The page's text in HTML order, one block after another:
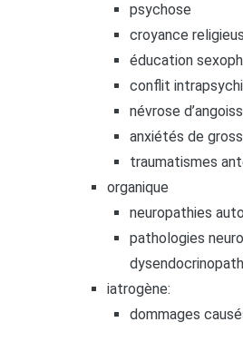
psychose
croyance
éducation
conflit
névrose
anxiétés de
traumatismes
organique
neuropathies
pathologies
iatrogène:
dommages